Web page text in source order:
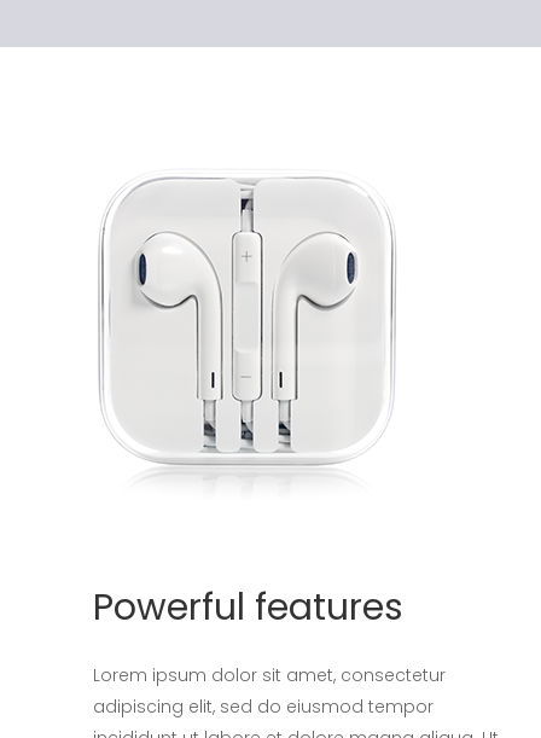
Powerful features
Lorem ipsum dolor sit amet, consectetur
adipiscing elit, sed do eiusmod tempor